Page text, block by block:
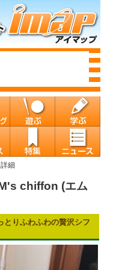
細
chiffon (エム
とりふわふわの贅沢シフ